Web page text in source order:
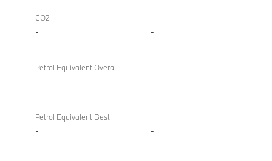
CO2
- -
Petrol Equivalent Overall
- -
Petrol Equivalent Best
- -